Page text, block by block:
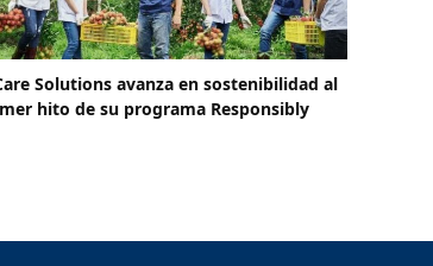
Solutions avanza en sostenibilidad al
hito de su programa Responsibly